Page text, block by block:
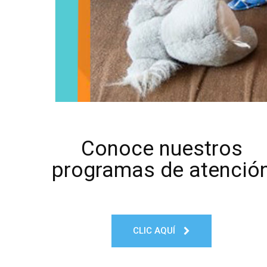
Conoce nuestros
programas de
CLIC AQUÍ